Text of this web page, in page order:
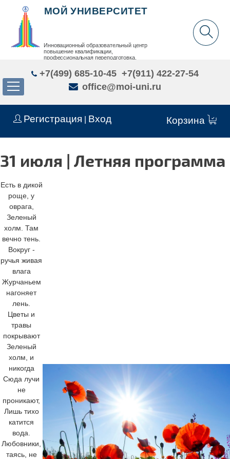
Регистрация Вход Корзина
МОЙ УНИВЕРСИТЕТ
Инновационный образовательный центр
повышение квалификации,
профессиональная переподготовка,
+7(499) 685-10-45 +7(911) 422-27-54
office@moi-uni.ru
31 июля | Летняя программа
Есть в дикой
роще, у
оврага,
Зеленый
холм. Там
вечно тень.
Вокруг -
ручья живая
влага
Журчаньем
нагоняет
лень.
Цветы и
травы
покрывают
Зеленый
холм, и
никогда
Сюда лучи
не
проникают,
Лишь тихо
катится
вода.
Любовники,
таясь, не